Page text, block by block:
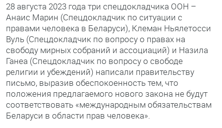
28 августа 2023 года три спецдокладчика ООН –
Анаис Марин (Спецдокладчик по ситуации с
правами человека в Беларуси), Клеман Ньялетосси
Вуль (Спецдокладчик по вопросу о правах на
свободу мирных собраний и ассоциаций) и Назила
Ганеа (Спецдокладчик по вопросу о свободе
религии и убеждений) написали правительству
письмо, выразив обеспокоенность тем, что
положения предлагаемого нового закона не будут
соответствовать «международным обязательствам
Беларуси в области прав человека».